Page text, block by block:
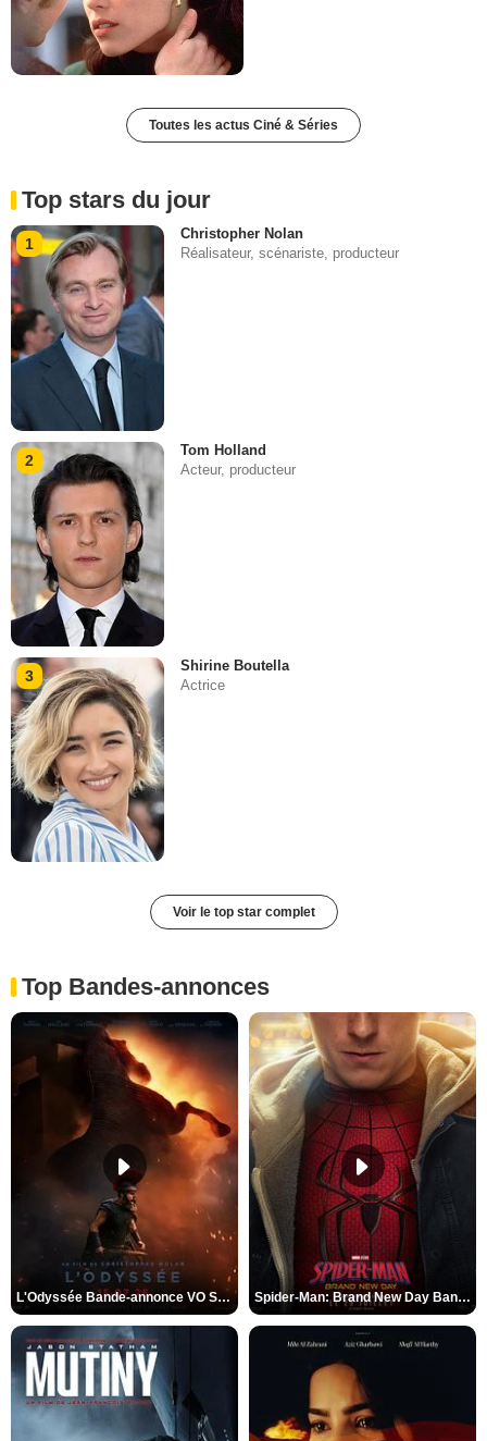
Toutes les actus Ciné & Séries
Top stars du jour
1
Christopher Nolan
Réalisateur, scénariste, producteur
2
Tom Holland
Acteur, producteur
3
Shirine Boutella
Actrice
Voir le top star complet
Top Bandes-annonces
L'Odyssée Bande-annonce VO STFR Spider-Man: Brand New Day Bande-annonce VO STFR